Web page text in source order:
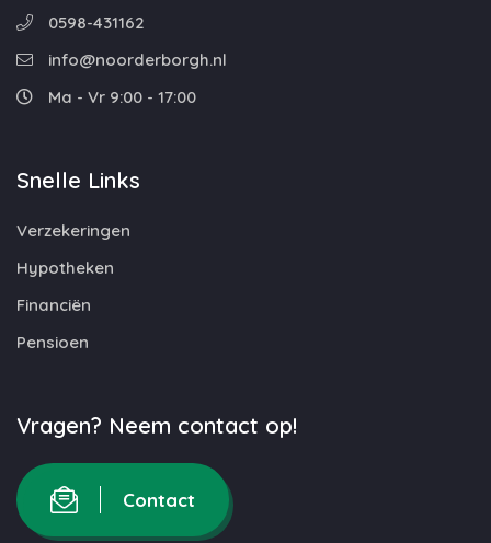
0598-431162
info@noorderborgh.nl
Ma - Vr 9:00 - 17:00
Snelle Links
Verzekeringen
Hypotheken
Financiën
Pensioen
Vragen? Neem contact op!
Contact